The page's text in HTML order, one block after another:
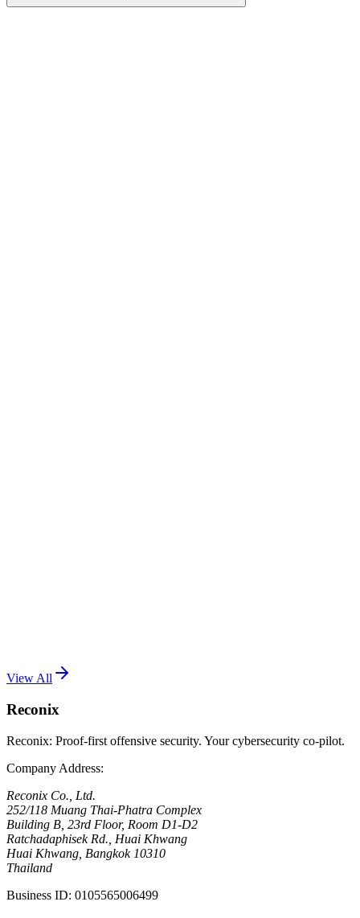
Read More
View All
Reconix
Reconix: Proof-first offensive security. Your cybersecurity co-pilot.
Company Address:
Reconix Co., Ltd.
252/118 Muang Thai-Phatra Complex
Building B, 23rd Floor, Room D1-D2
Ratchadaphisek Rd., Huai Khwang
Huai Khwang, Bangkok 10310
Thailand
Business ID: 0105565006499